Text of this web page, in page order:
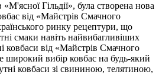
Гільдії», була створена нова
від «Майстрів Смачного
ринку рецептури, що
смаки навіть найвибагливіших
ковбаси від «Майстрів Смачного
вибір ковбас на будь-який
ковбаси зі свининою, телятиною,